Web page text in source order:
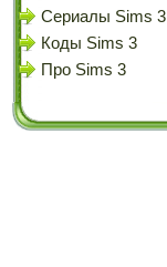
Сериалы Sims 3
Коды Sims 3
Про Sims 3